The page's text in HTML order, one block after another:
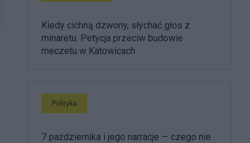
Kiedy cichną dzwony, słychać głos z
minaretu. Petycja przeciw budowie
meczetu w Katowicach
Polityka
7 października i jego narracje — czego nie